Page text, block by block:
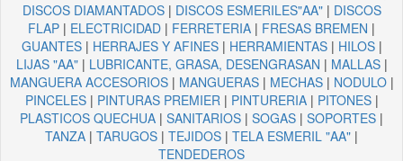
DISCOS DIAMANTADOS| DISCOS ESMERILES"AA"| DISCOS
FLAP | ELECTRICIDAD | FERRETERIA | FRESAS BREMEN |
GUANTES| HERRAJES Y AFINES| HERRAMIENTAS| HILOS|
LIJAS "AA"| LUBRICANTE, GRASA, DESENGRASAN | MALLAS|
MANGUERA ACCESORIOS| MANGUERAS| MECHAS| NODULO|
PINCELES| PINTURAS PREMIER | PINTURERIA| PITONES|
PLASTICOS QUECHUA | SANITARIOS | SOGAS | SOPORTES |
TANZA | TARUGOS | TEJIDOS | TELA ESMERIL "AA" |
TENDEDEROS